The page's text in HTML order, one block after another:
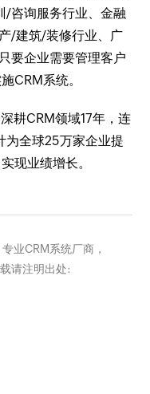
/咨询服务行业、金融
/建筑/装修行业、广
要企业需要管理客户
CRM系统。
耕CRM领域17年，连
为全球25万家企业提
现业绩增长。
业CRM系统厂商，
载请注明出处: